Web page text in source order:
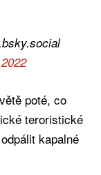
poté, co
teroristické
kapalné